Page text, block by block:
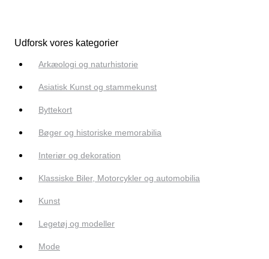
Udforsk vores kategorier
Arkæologi og naturhistorie
Asiatisk Kunst og stammekunst
Byttekort
Bøger og historiske memorabilia
Interiør og dekoration
Klassiske Biler, Motorcykler og automobilia
Kunst
Legetøj og modeller
Mode